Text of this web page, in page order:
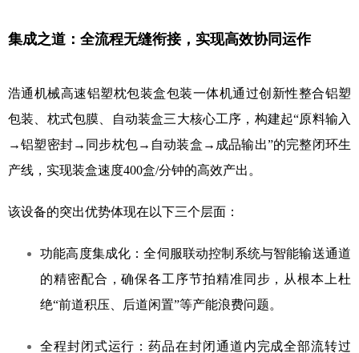
集成之道： 全流程无缝衔接，实现高效协同运作
浩通机械高速铝塑枕包装盒包装一体机通过创新性整合铝塑
包装、枕式包膜、自动装盒三大核心工序，构建起“原料输入
→铝塑密封→同步枕包→自动装盒→成品输出”的完整闭环生
产线，实现装盒速度400盒/分钟的高效产出。
该设备的突出优势体现在以下三个层面：
功能高度集成化：全伺服联动控制系统与智能输送通道
的精密配合，确保各工序节拍精准同步，从根本上杜
绝“前道积压、后道闲置”等产能浪费问题。
全程封闭式运行：药品在封闭通道内完成全部流转过